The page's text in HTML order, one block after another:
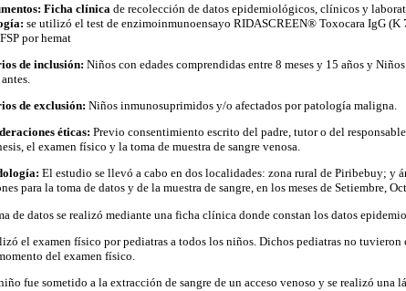
Ficha clínica de recolección de datos epidemiológicos, clínicos y
se utilizó el test de enzimoinmunoensayo RIDASCREEN® Toxocara IgG (K
por hemat
de inclusión: Niños con edades comprendidas entre 8 meses y 15 años y
de exclusión: Niños inmunosuprimidos y/o afectados por patología maligna.
éticas: Previo consentimiento escrito del padre, tutor o del
el examen físico y la toma de muestra de sangre venosa.
El estudio se llevó a cabo en dos localidades: zona rural de Piribebuy; y
para la toma de datos y de la muestra de sangre, en los meses de Setiembre,
de datos se realizó mediante una ficha clínica donde constan los datos
el examen físico por pediatras a todos los niños. Dichos pediatras no
del examen físico.
fue sometido a la extracción de sangre de un acceso venoso y se realizó una